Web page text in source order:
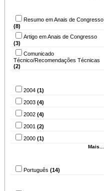
Resumo em Anais de Congresso
(8)
Artigo em Anais de Congresso
(3)
Comunicado
Técnico/Recomendações Técnicas
(2)
2004 (1)
2003 (4)
2002 (4)
2001 (2)
2000 (1)
Mais...
Português (14)